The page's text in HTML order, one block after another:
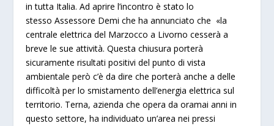
in tutta Italia. Ad aprire l’incontro è stato lo
stesso Assessore Demi che ha annunciato che «la
centrale elettrica del Marzocco a Livorno cesserà a
breve le sue attività. Questa chiusura porterà
sicuramente risultati positivi del punto di vista
ambientale però c’è da dire che porterà anche a delle
difficoltà per lo smistamento dell’energia elettrica sul
territorio. Terna, azienda che opera da oramai anni in
questo settore, ha individuato un’area nei pressi